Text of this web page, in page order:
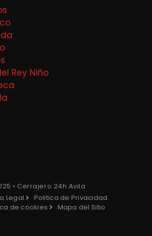
Rey Niño
• Cerrajero 24h Avila
Legal
Politica de Privacidad
de cookies
Mapa del Sitio